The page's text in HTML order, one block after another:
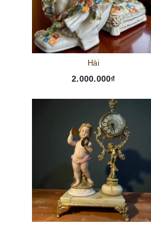
Hài
2.000.000₫